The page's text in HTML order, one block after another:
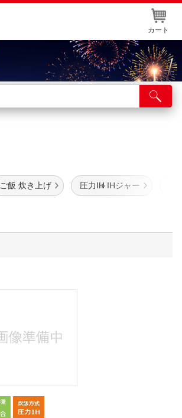
カート
ご飯 炊き上げ 圧力IH IHジャー